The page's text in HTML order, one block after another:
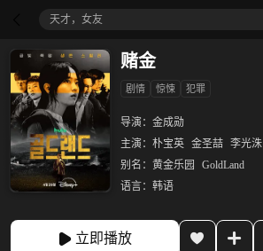
天才，女友
赌金
剧情 惊悚 犯罪
导演： 金成勋
主演： 朴宝英 金圣喆 李光洙
别名： 黄金乐园
GoldLand
语言： 韩语
立即播放